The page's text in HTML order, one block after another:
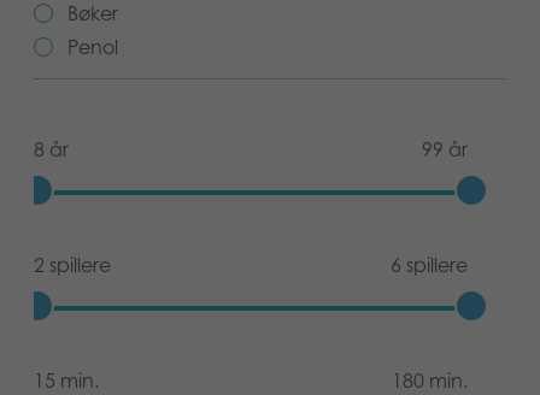
Bøker
Penol
8 år 99 år
2 spillere 6 spillere
15 min. 180 min.